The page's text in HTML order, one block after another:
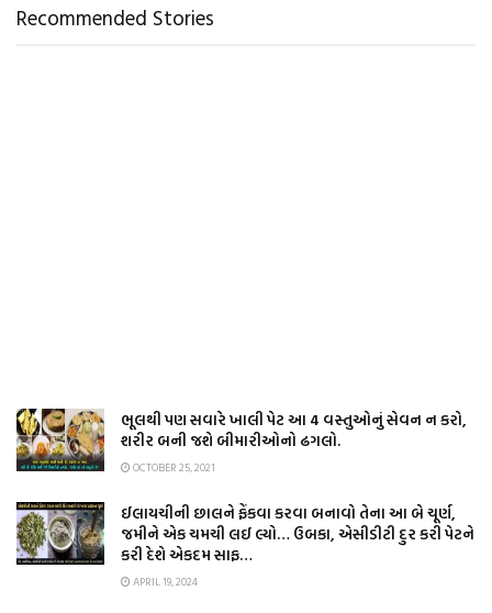
Recommended Stories
ભૂલથી પણ સવારે ખાલી પેટ આ 4 વસ્તુઓનું સેવન ન કરો,
શરીર બની જશે બીમારીઓનો ઢગલો.
OCTOBER 25, 2021
ઈલાયચીની છાલને ફેંકવા કરવા બનાવો તેના આ બે ચૂર્ણ,
જમીને એક ચમચી લઈ લ્યો… ઉબકા, એસીડીટી દુર કરી પેટને
કરી દેશે એકદમ સાફ…
APRIL 19, 2024